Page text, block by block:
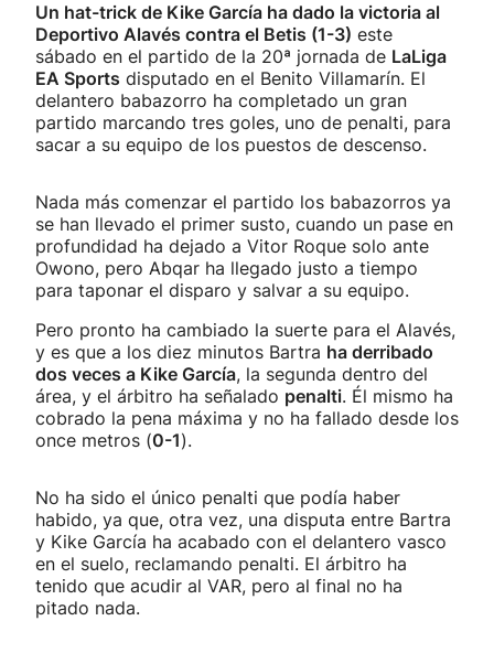
Un hat-trick de Kike García ha dado la victoria al
Deportivo Alavés contra el Betis (1-3) este
sábado en el partido de la 20ª jornada de LaLiga
EA Sports disputado en el Benito Villamarín. El
delantero babazorro ha completado un gran
partido marcando tres goles, uno de penalti, para
sacar a su equipo de los puestos de descenso.
Nada más comenzar el partido los babazorros ya
se han llevado el primer susto, cuando un pase en
profundidad ha dejado a Vitor Roque solo ante
Owono, pero Abqar ha llegado justo a tiempo
para taponar el disparo y salvar a su equipo.
Pero pronto ha cambiado la suerte para el Alavés,
y es que a los diez minutos Bartra ha derribado
dos veces a Kike García, la segunda dentro del
área, y el árbitro ha señalado penalti. Él mismo ha
cobrado la pena máxima y no ha fallado desde los
once metros (0-1).
No ha sido el único penalti que podía haber
habido, ya que, otra vez, una disputa entre Bartra
y Kike García ha acabado con el delantero vasco
en el suelo, reclamando penalti. El árbitro ha
tenido que acudir al VAR, pero al final no ha
pitado nada.